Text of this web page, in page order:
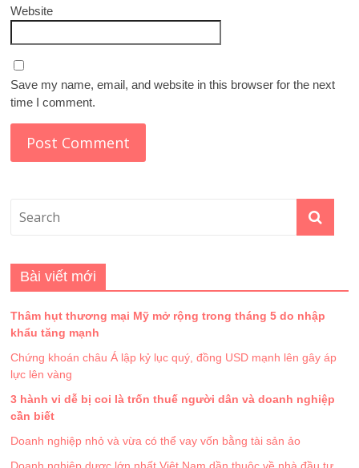
Website
Save my name, email, and website in this browser for the next
time I comment.
Bài viết mới
Thâm hụt thương mại Mỹ mở rộng trong tháng 5 do nhập
khẩu tăng mạnh
Chứng khoán châu Á lập kỷ lục quý, đồng USD mạnh lên gây áp
lực lên vàng
3 hành vi dễ bị coi là trốn thuế người dân và doanh nghiệp
cần biết
Doanh nghiệp nhỏ và vừa có thể vay vốn bằng tài sản ảo